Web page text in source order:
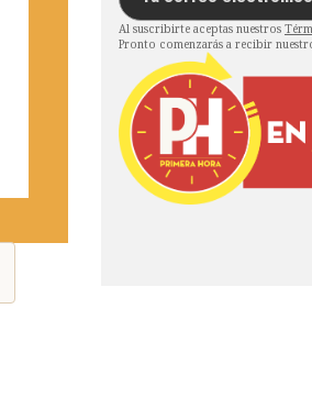
Al suscribirte aceptas nuestros
Pronto comenzarás a recibir